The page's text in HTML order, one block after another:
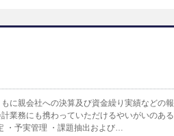
に親会社への決算及び資金繰り実績などの報
業務にも携わっていただけるやいがいのある
・予実管理 ・課題抽出および…